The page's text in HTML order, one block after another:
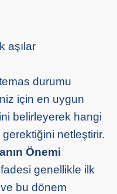
aşılar
durumu
için en uygun
belirleyerek hangi
gerektiğini netleştirir.
Önemi
genellikle ilk
ve bu dönem